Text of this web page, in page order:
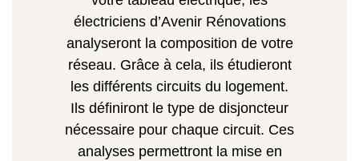
électriciens d’Avenir Rénovations
analyseront la composition de votre
réseau. Grâce à cela, ils étudieront
les différents circuits du logement.
Ils définiront le type de disjoncteur
nécessaire pour chaque circuit. Ces
analyses permettront la mise en